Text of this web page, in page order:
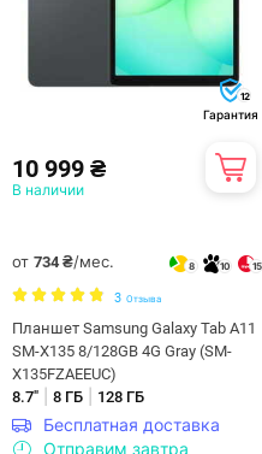
12
Гарантия
10 999 ₴
В наличии
от 734 ₴/мес. 8 10 15
3 Отзыва
Планшет Samsung Galaxy Tab A11
SM-X135 8/128GB 4G Gray (SM-
X135FZAEEUC)
8.7"
8 ГБ 128 ГБ
Бесплатная доставка
Отправим завтра